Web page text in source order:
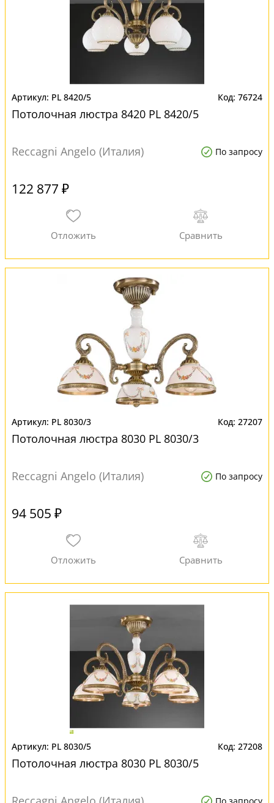
PL 8420/5 76724
Потолочная люстра 8420 PL 8420/5
Reccagni Angelo (Италия) По запросу
122 877 ₽
PL 8030/3 27207
Потолочная люстра 8030 PL 8030/3
Reccagni Angelo (Италия) По запросу
94 505 ₽
PL 8030/5 27208
Потолочная люстра 8030 PL 8030/5